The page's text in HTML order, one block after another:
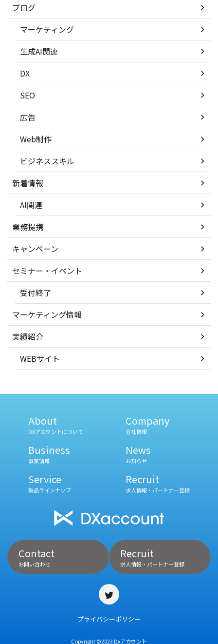
ブログ
マーケティング
生成AI関連
DX
SEO
広告
Web制作
ビジネススキル
新着情報
AI関連
業務提携
キャンペーン
セミナー・イベント
受付終了
マーケティング情報
実績紹介
WEBサイト
About
DXアカウントについて
Business
事業領域
Service
製品ラインナップ
Company
会社情報
News
お知らせ
Recruit
求人情報・パートナー登録
Contact
お問い合わせ
Recruit
求人情報・パートナー登録
プライバシーポリシー
Copyright ©️2023 Dxアカウント